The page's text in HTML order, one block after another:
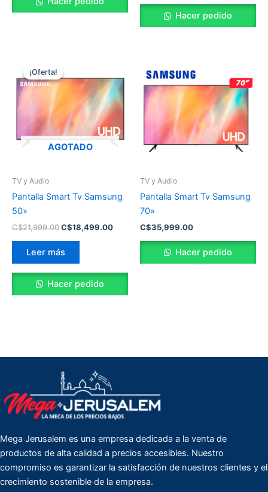
Hacer pedido
¡Oferta!
AGOTADO
¡Oferta!
TV y Audio
Pantalla Smart Tv Samsung
50»
C$21,999.00
original
C$21,999.00.
C$18,499.00
actual
es:
C$18,499.00.
Leer más
Hacer pedido
TV y Audio
Pantalla Smart Tv Samsung
70»
C$35,999.00
Hacer pedido
Mega Jerusalem es una empresa dedicada a la venta de
productos de alta calidad a precios accesibles. Nuestro
compromiso es garantizar la satisfacción de nuestros clientes y el
crecimiento sostenible de la empresa.